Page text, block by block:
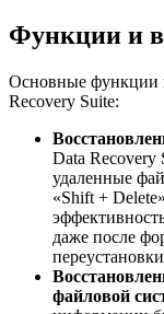
Функции и
Основные функции
Recovery Suite:
Data Recovery
удаленные
«Shift +
даже после
файловой